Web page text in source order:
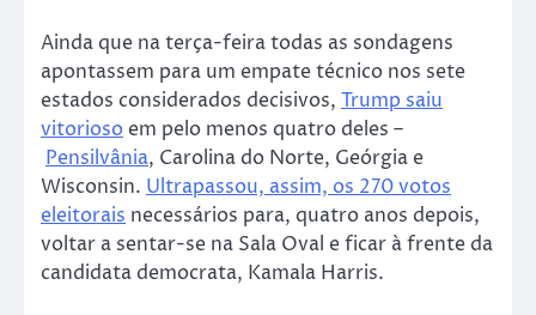
Ainda que na terça-feira todas as sondagens
apontassem para um empate técnico nos sete
estados considerados decisivos, Trump saiu
vitorioso em pelo menos quatro deles –
Pensilvânia, Carolina do Norte, Geórgia e
Wisconsin. Ultrapassou, assim, os 270 votos
eleitorais necessários para, quatro anos depois,
voltar a sentar-se na Sala Oval e ficar à frente da
candidata democrata, Kamala Harris.